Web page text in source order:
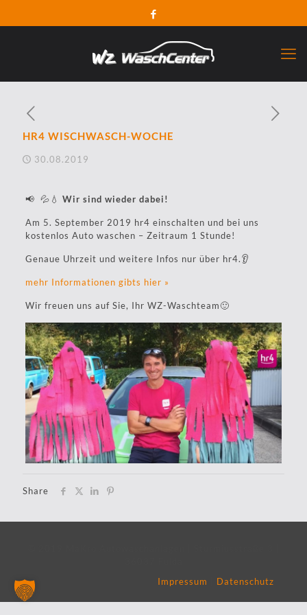
HR4 WISCHWASCH-WOCHE
30.08.2019
📢 💦💧 Wir sind wieder dabei!
Am 5. September 2019 hr4 einschalten und bei uns
kostenlos Auto waschen – Zeitraum 1 Stunde!
Genaue Uhrzeit und weitere Infos nur über hr4.👂
mehr Informationen gibts hier »
Wir freuen uns auf Sie, Ihr WZ-Waschteam🙂
Share
Impressum
Datenschutz